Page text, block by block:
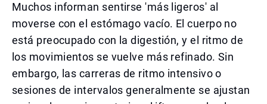
Muchos informan sentirse 'más ligeros' al
moverse con el estómago vacío. El cuerpo no
está preocupado con la digestión, y el ritmo de
los movimientos se vuelve más refinado. Sin
embargo, las carreras de ritmo intensivo o
sesiones de intervalos generalmente se ajustan